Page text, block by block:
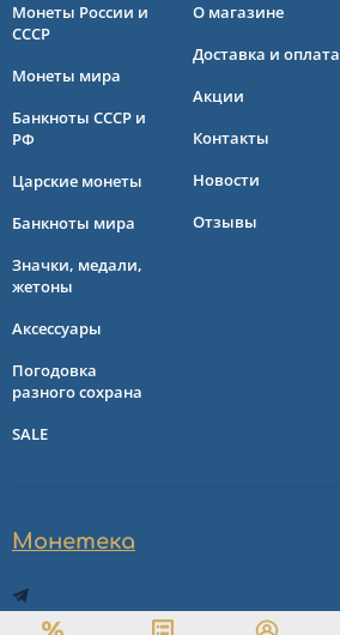
Монеты России и
СССР
Монеты мира
Банкноты СССР и
РФ
Царские монеты
Банкноты мира
Значки, медали,
жетоны
Аксессуары
Погодовка
разного сохрана
SALE
О магазине
Доставка и оплата
Акции
Контакты
Новости
Отзывы
Монетека